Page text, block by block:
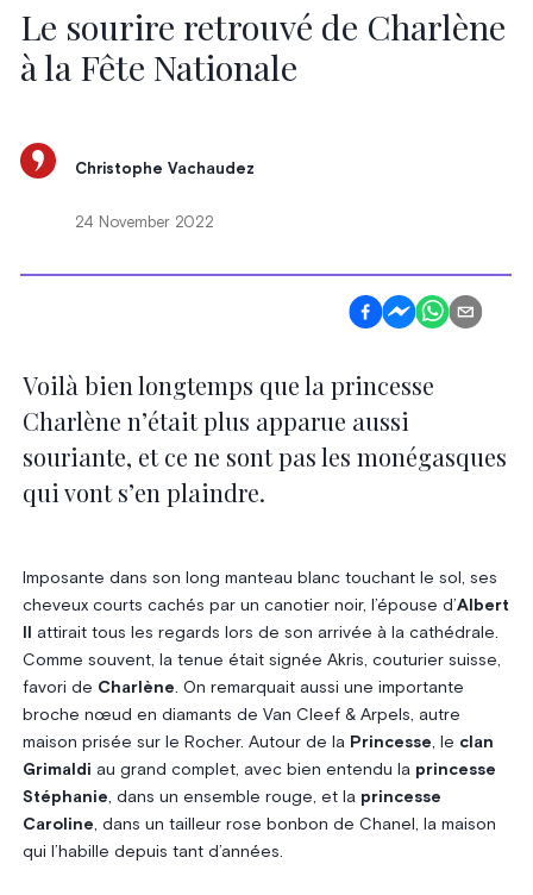
Le sourire retrouvé de Charlène
à la Fête Nationale
Christophe Vachaudez
24 November 2022
Voilà bien longtemps que la princesse
Charlène n’était plus apparue aussi
souriante, et ce ne sont pas les monégasques
qui vont s’en plaindre.
Imposante dans son long manteau blanc touchant le sol, ses
cheveux courts cachés par un canotier noir, l’épouse d’Albert
attirait tous les regards lors de son arrivée à la cathédrale.
Comme souvent, la tenue était signée Akris, couturier suisse,
favori de Charlène. On remarquait aussi une importante
broche nœud en diamants de Van Cleef & Arpels, autre
maison prisée sur le Rocher. Autour de la Princesse, le clan
Grimaldi au grand complet, avec bien entendu la princesse
Stéphanie, dans un ensemble rouge, et la princesse
Caroline, dans un tailleur rose bonbon de Chanel, la maison
qui l’habille depuis tant d’années.